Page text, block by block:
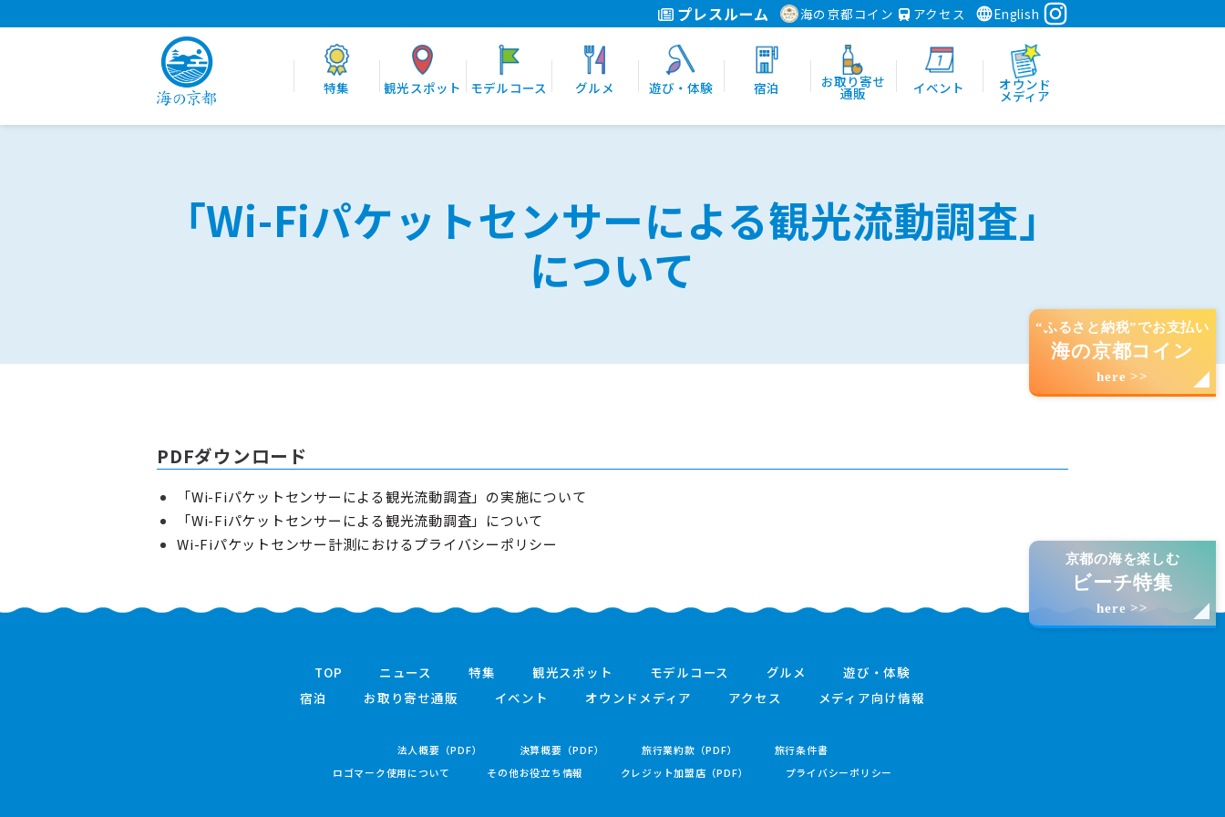
プレスルーム 海の京都コイン アクセス English
特集 観光スポット モデルコース グルメ 遊び・体験 宿泊 お取り寄せ
通販 イベント オウンド
メディア
“ふるさと納税”でお支払い
海の京都コイン
here >>
京都の海を楽しむ
ビーチ特集
here >>
「Wi-Fiパケットセンサーによる観光流動調査」
について
PDFダウンロード
「Wi-Fiパケットセンサーによる観光流動調査」の実施について
「Wi-Fiパケットセンサーによる観光流動調査」について
Wi-Fiパケットセンサー計測におけるプライバシーポリシー
TOP ニュース 特集 観光スポット モデルコース グルメ
遊び・体験
宿泊
お取り寄せ通販 イベント オウンドメディア アクセス メディア向け情報
法人概要（PDF） 決算概要（PDF） 旅行業約款（PDF）
旅行条件書
ロゴマーク使用について
その他お役立ち情報 クレジット加盟店（PDF） プライバシーポリシー